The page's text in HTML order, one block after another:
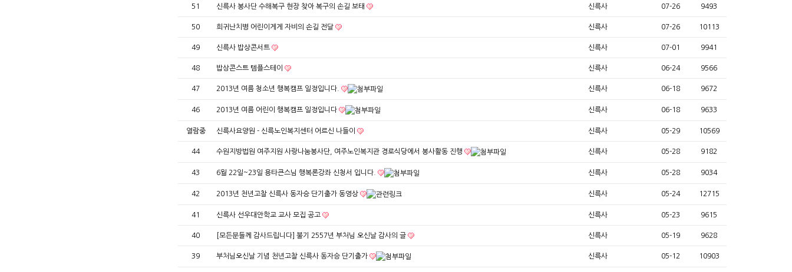
51 신륵사 봉사단 수해복구 현장 찾아 복구의 손길 보태 신륵사 07-26 9493
50 희귀난치병 어린이게게 자비의 손길 전달 신륵사 07-26 10113
49 신륵사 밥상콘서트 신륵사 07-01 9941
48 밥상콘스트 템플스테이 신륵사 06-24 9566
47 2013년 여름 청소년 행복캠프 일정입니다. 신륵사 06-18 9672
46 2013년 여름 어린이 행복캠프 일정입니다 신륵사 06-18 9633
열람중 신륵사요양원 - 신륵노인복지센터 어르신 나들이 신륵사 05-29 10569
44 수원지방법원 여주지원 사랑나눔봉사단, 여주노인복지관 경로식당에서 봉사활동 진행 신륵사 05-28 9182
43 6월 22일~23일 용타큰스님 행복론강좌 신청서 입니다. 신륵사 05-28 9034
42 2013년 천년고찰 신륵사 동자승 단기출가 동영상 신륵사 05-24 12715
41 신륵사 선우대안학교 교사 모집 공고 신륵사 05-23 9615
40 [모든분들께 감사드립니다] 불기 2557년 부처님 오신날 감사의 글 신륵사 05-19 9628
39 부처님오신날 기념 천년고찰 신륵사 동자승 단기출가 신륵사 05-12 10903